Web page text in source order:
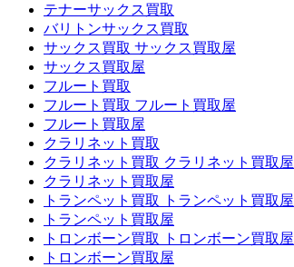
テナーサックス買取
バリトンサックス買取
サックス買取 サックス買取屋
サックス買取屋
フルート買取
フルート買取 フルート買取屋
フルート買取屋
クラリネット買取
クラリネット買取 クラリネット買取屋
クラリネット買取屋
トランペット買取 トランペット買取屋
トランペット買取屋
トロンボーン買取 トロンボーン買取屋
トロンボーン買取屋